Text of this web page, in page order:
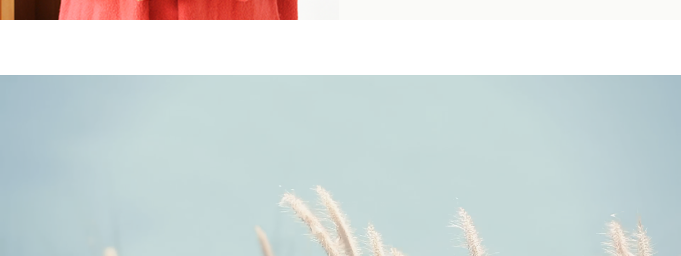
intérieur libre, calme, ouvert, en relation, bienveillant et
créatif : celui de l’être profond ou «Self». Il aspire à se
développer et à contribuer au bien de soi, des personnes